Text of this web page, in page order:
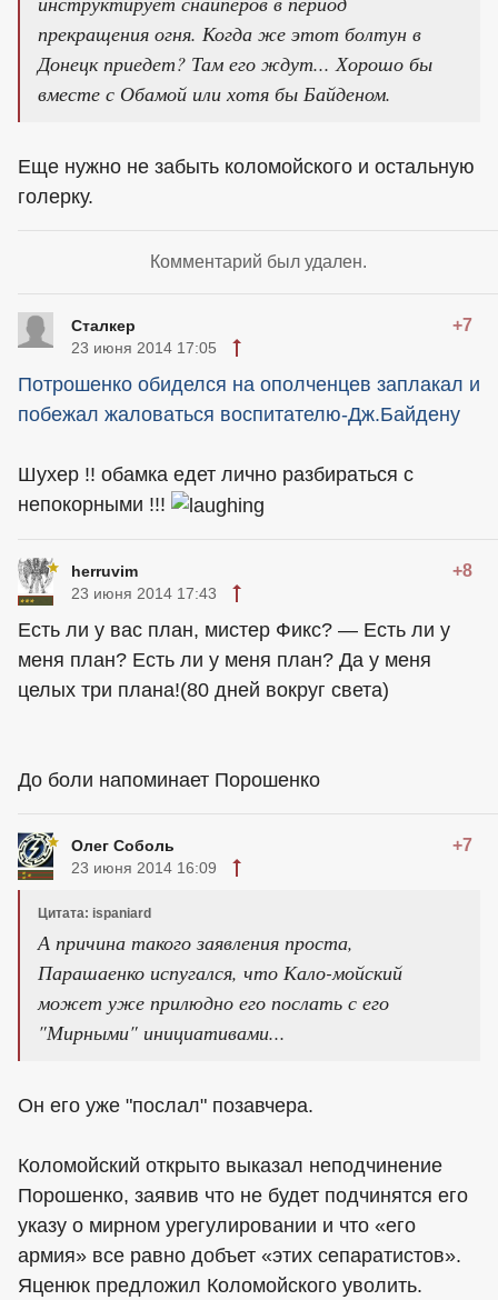
прекращения огня. Когда же этот болтун в
Донецк приедет? Там его ждут... Хорошо бы
вместе с Обамой или хотя бы Байденом.
Еще нужно не забыть коломойского и остальную
голерку.
Комментарий был удален.
Сталкер +7
23 июня 2014 17:05
Потрошенко обиделся на ополченцев заплакал и
побежал жаловаться воспитателю-Дж.Байдену
Шухер !! обамка едет лично разбираться с
непокорными !!!
herruvim +8
23 июня 2014 17:43
Есть ли у вас план, мистер Фикс? — Есть ли у
меня план? Есть ли у меня план? Да у меня
целых три плана!(80 дней вокруг света)
До боли напоминает Порошенко
Олег Соболь +7
23 июня 2014 16:09
Цитата: ispaniard
А причина такого заявления проста,
Парашаенко испугался, что Кало-мойский
может уже прилюдно его послать с его
"Мирными" инициативами...
Он его уже "послал" позавчера.
Коломойский открыто выказал неподчинение
Порошенко, заявив что не будет подчинятся его
указу о мирном урегулировании и что «его
армия» все равно добъет «этих сепаратистов».
Яценюк предложил Коломойского уволить.